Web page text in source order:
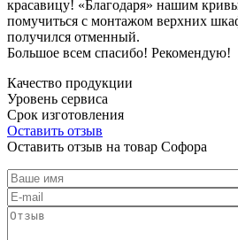
красавицу! «Благодаря» нашим
помучиться с монтажом верхних
получился отменный.
Большое всем спасибо! Рекомендую!
Качество продукции
Уровень сервиса
Срок изготовления
Оставить отзыв
Оставить отзыв на товар Софора